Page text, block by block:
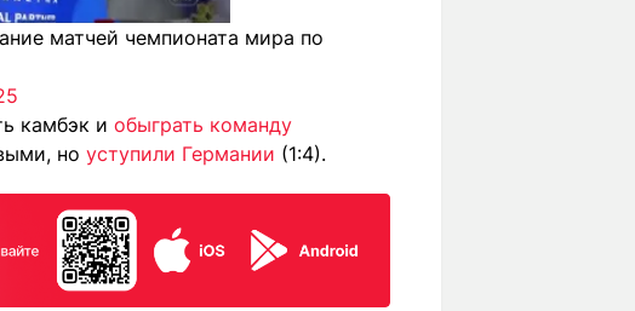
матчей чемпионата мира по
камбэк и обыграть команду
но уступили Германии (1:4).